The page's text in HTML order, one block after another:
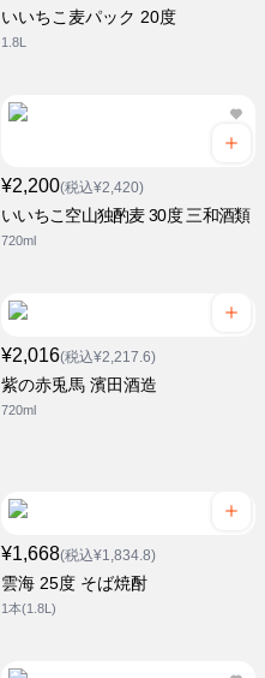
いいちこ麦パック 20度
1.8L
¥2,200(税込¥2,420)
いいちこ空山独酌麦 30度 三和酒類
720ml
¥2,016(税込¥2,217.6)
紫の赤兎馬 濱田酒造
720ml
¥1,668(税込¥1,834.8)
雲海 25度 そば焼酎
1本(1.8L)